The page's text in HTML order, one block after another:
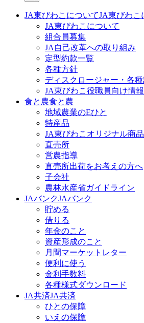
JA東びわこについてJA東びわこ
JA東びわこについて
組合員募集
JA自己改革への取り組み
定型約款一覧
各種方針
ディスクロージャー・各
JA東びわこ役職員向け情報
食と農食と農
地域農業のEひと
特産品
JA東びわこオリジナル商品
直売所
営農指導
直売所出荷をお考えの方へ
子会社
農林水産省ガイドライン
JAバンクJAバンク
貯める
借りる
年金のこと
資産形成のこと
月間マーケットレター
便利に使う
金利手数料
各種様式ダウンロード
JA共済JA共済
ひとの保障
いえの保障